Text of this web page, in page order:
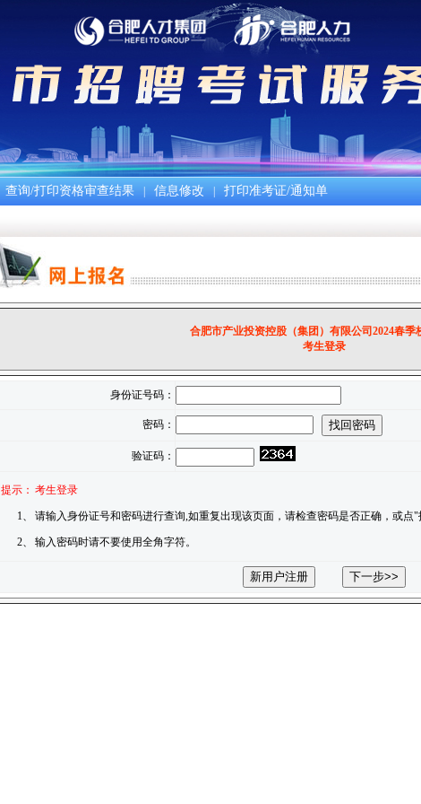
查询/打印资格审查结果 信息修改 打印准考证/通知单
合肥市产业投资控股（集团）有限公司2024春季
考生登录
身份证号码：
密码：
验证码：
提示： 考生登录
1、 请输入身份证号和密码进行查询,如重复出现该页面，请检查密码是否正确，或点
2、 输入密码时请不要使用全角字符。